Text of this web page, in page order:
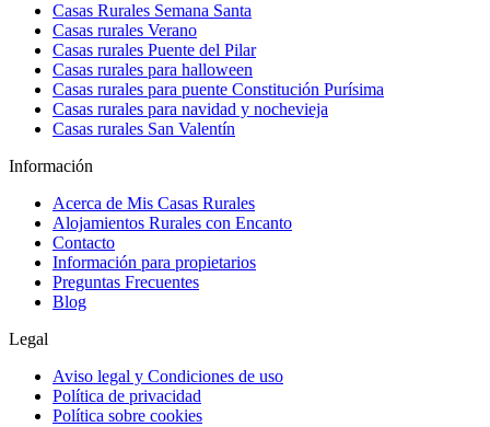
Casas Rurales Semana Santa
Casas rurales Verano
Casas rurales Puente del Pilar
Casas rurales para halloween
Casas rurales para puente Constitución Purísima
Casas rurales para navidad y nochevieja
Casas rurales San Valentín
Información
Acerca de Mis Casas Rurales
Alojamientos Rurales con Encanto
Contacto
Información para propietarios
Preguntas Frecuentes
Blog
Legal
Aviso legal y Condiciones de uso
Política de privacidad
Política sobre cookies